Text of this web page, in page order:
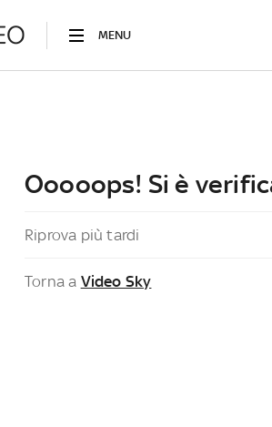
MENU
Ooooops! Si è
Riprova più tardi
Torna a Video Sky